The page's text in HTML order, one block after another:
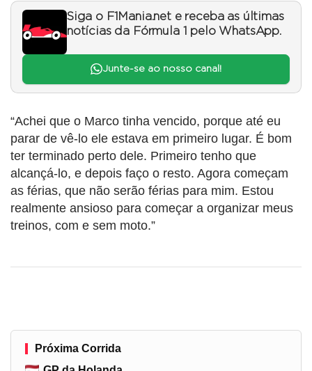
Siga o F1Mania.net e receba as últimas
notícias da Fórmula 1 pelo WhatsApp.
Junte-se ao nosso canal!
“Achei que o Marco tinha vencido, porque até eu
parar de vê-lo ele estava em primeiro lugar. É bom
ter terminado perto dele. Primeiro tenho que
alcançá-lo, e depois faço o resto. Agora começam
as férias, que não serão férias para mim. Estou
realmente ansioso para começar a organizar meus
treinos, com e sem moto.”
Próxima Corrida